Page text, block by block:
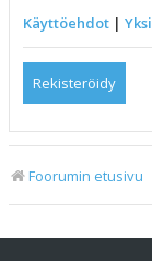
Käyttöehdot |
Rekisteröidy
Foorumin etusivu